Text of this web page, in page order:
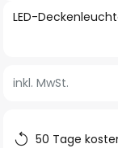
Zum
springen
LED-
inkl. MwSt.
50 Tage